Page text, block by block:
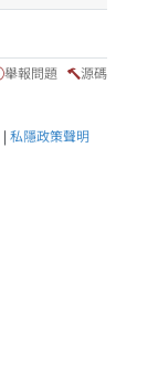
舉報問題 源碼
| 私隱政策聲明